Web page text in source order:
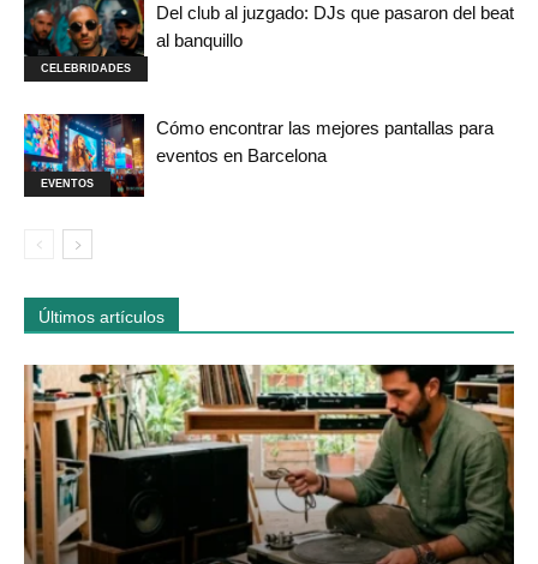
CELEBRIDADES
Del club al juzgado: DJs que pasaron del beat
al banquillo
EVENTOS
Cómo encontrar las mejores pantallas para
eventos en Barcelona
Últimos artículos